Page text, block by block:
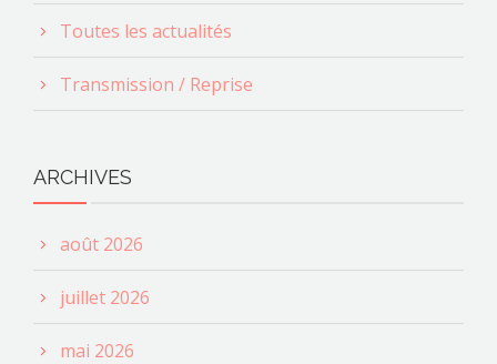
Toutes les actualités
Transmission / Reprise
ARCHIVES
août 2026
juillet 2026
mai 2026